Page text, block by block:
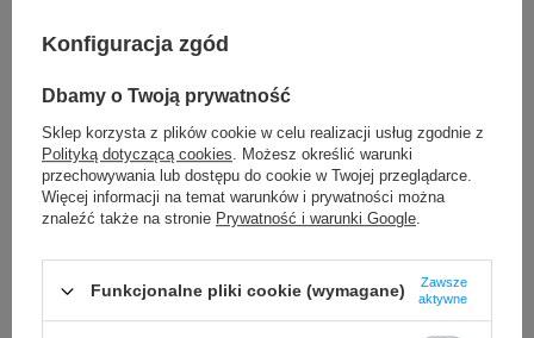
PROMOCJA PRZECENA
Kurtka polarowa sportowa
niebieska
269,00 zł
PROMOCJA PRZECENA
Kurtka przeciwdeszczowa
Moab II - czarna
269,00 zł /
Konfiguracja zgód
Dbamy o Twoją prywatność
Sklep korzysta z plików cookie w celu realizacji usług zgodnie z
Polityką dotyczącą cookies. Możesz określić warunki
przechowywania lub dostępu do cookie w Twojej przeglądarce.
Więcej informacji na temat warunków i prywatności można
znaleźć także na stronie Prywatność i warunki Google.
Funkcjonalne pliki cookie (wymagane)
Zawsze
aktywne